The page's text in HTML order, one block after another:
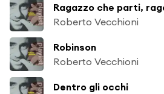
Ragazzo che parti,
Roberto Vecchioni
Robinson
Roberto Vecchioni
Dentro gli occhi